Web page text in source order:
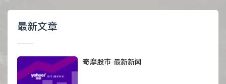
最新文章
奇摩股市·最新新闻